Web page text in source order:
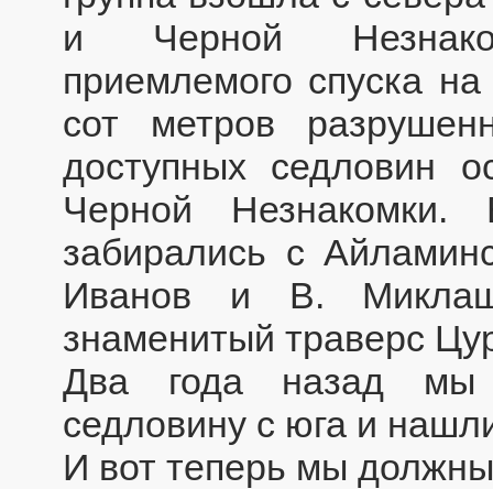
и Черной
приемлемого спуска
сот метров
доступных седловин
Черной
забирались с
Иванов и В.
знаменитый траверс
Два года назад мы
седловину с юга и
И вот теперь мы